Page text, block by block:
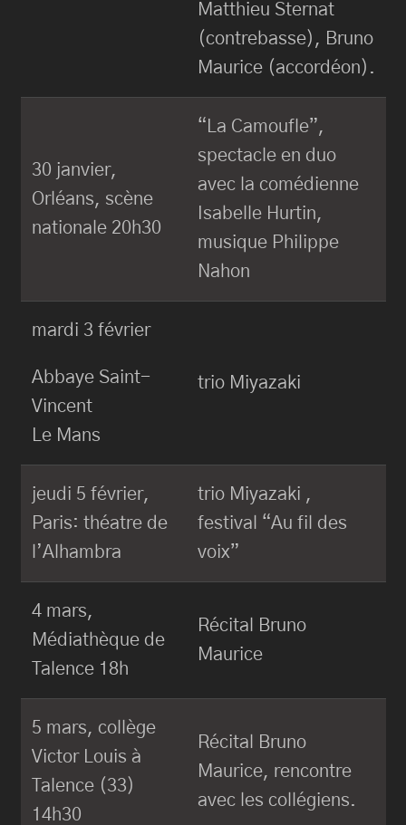
Matthieu Sternat
(contrebasse), Bruno
Maurice (accordéon).
30 janvier,
Orléans, scène
nationale 20h30
“La Camoufle”,
spectacle en duo
avec la comédienne
Isabelle Hurtin,
musique Philippe
Nahon
mardi 3 février
Abbaye Saint-
Vincent
Le Mans
trio Miyazaki
jeudi 5 février,
Paris: théatre de
l’Alhambra
trio Miyazaki ,
festival “Au fil des
voix”
4 mars,
Médiathèque de
Talence 18h
Récital Bruno
Maurice
5 mars, collège
Victor Louis à
Talence (33)
14h30
Récital Bruno
Maurice, rencontre
avec les collégiens.